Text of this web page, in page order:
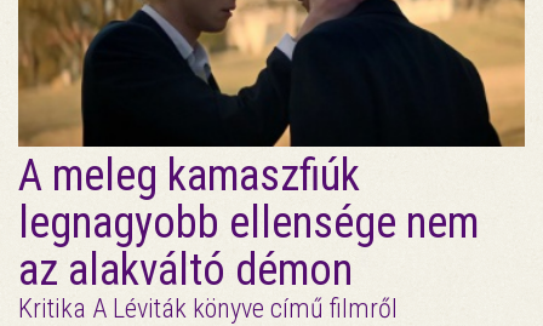
A meleg kamaszfiúk
legnagyobb ellensége nem
az alakváltó démon
Kritika A Léviták könyve című filmről